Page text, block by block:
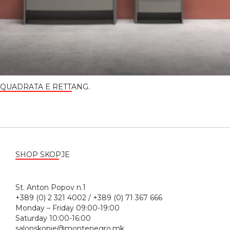
QUADRATA E RETTANG.
SHOP SKOPJE
St. Anton Popov n.1
+389 (0) 2 321 4002 / +389 (0) 71 367 666
Monday – Friday 09:00-19:00
Saturday 10:00-16:00